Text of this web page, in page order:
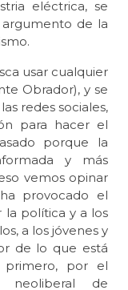
eléctrica, se
de la
usar cualquier
Obrador), y se
redes sociales,
para hacer el
porque la
y más
vemos opinar
provocado el
la política y a los
a los jóvenes y
de lo que está
primero, por el
neoliberal de